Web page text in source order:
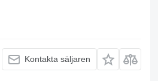
Kontakta säljaren